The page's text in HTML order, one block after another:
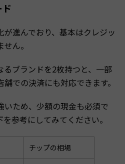
進んでおり、基本はクレジッ
ん。
ブランドを2枚持つと、一部
での決済にも対応できます。
いため、少額の現金も必須で
参考にしてみてください。
チップの相場